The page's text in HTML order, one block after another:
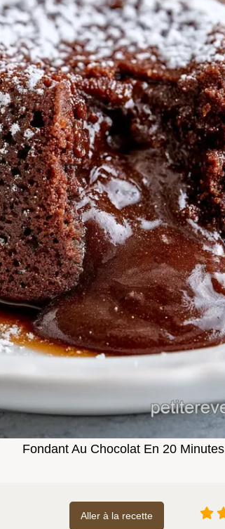
Fondant Au Chocolat En 20 Minutes
Aller à la recette